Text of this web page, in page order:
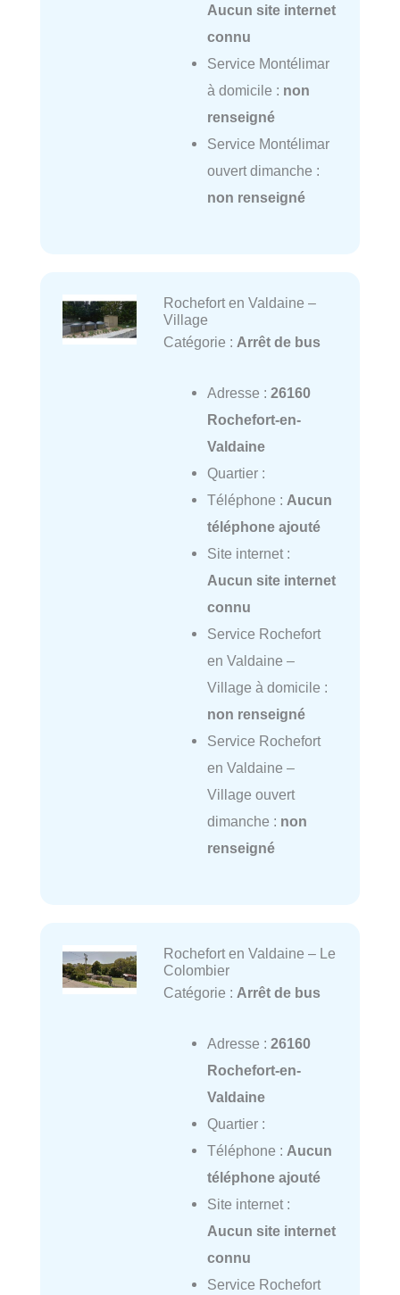
Aucun site internet
connu
Service Montélimar
à domicile : non
renseigné
Service Montélimar
ouvert dimanche :
non renseigné
Rochefort en Valdaine –
Village
Catégorie : Arrêt de bus
Adresse : 26160
Rochefort-en-
Valdaine
Quartier :
Téléphone : Aucun
téléphone ajouté
Site internet :
Aucun site internet
connu
Service Rochefort
en Valdaine –
Village à domicile :
non renseigné
Service Rochefort
en Valdaine –
Village ouvert
dimanche : non
renseigné
Rochefort en Valdaine – Le
Colombier
Catégorie : Arrêt de bus
Adresse : 26160
Rochefort-en-
Valdaine
Quartier :
Téléphone : Aucun
téléphone ajouté
Site internet :
Aucun site internet
connu
Service Rochefort